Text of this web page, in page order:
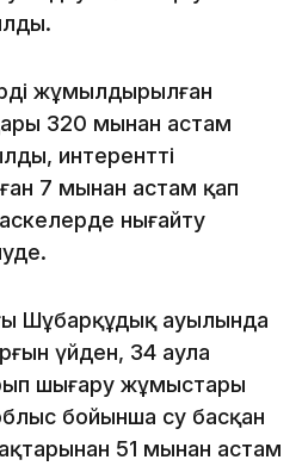
жұмылдырылған
320 мыңнан астам
интерентті
7 мыңнан астам қап
нығайту
Шұбарқұдық ауылында
үйден, 34 аула
шығару жұмыстары
бойынша су басқан
51 мыңнан астам